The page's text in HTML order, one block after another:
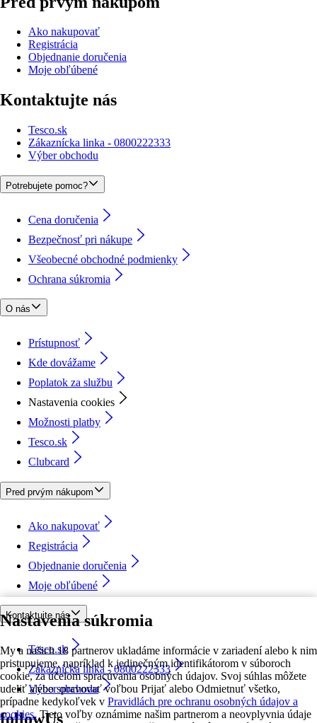
Nastavenia súkromia
My a našich 18 partnerov ukladáme informácie v zariadení alebo k nim
pristupujeme, napríklad k jedinečným identifikátorom v súboroch
cookie, za účelom spracúvania osobných údajov. Svoj súhlas môžete
udeliť alebo spravovať voľbou Prijať alebo Odmietnuť všetko,
prípadne kedykoľvek v Pravidlách pre ochranu osobných údajov a
cookies. Tieto voľby oznámime našim partnerom a neovplyvnia údaje
Ako nakupovať
Registrácia
Objednanie doručenia
Moje obľúbené
Kontaktujte nás
Tesco.sk
Zákaznícka linka - 0800222333
Výber obchodu
Potrebujete pomoc?
Cena doručenia
Bezpečnosť pri nákupe
Všeobecné obchodné podmienky
Ochrana súkromia
O nás
Prístupnosť
Kde dovážame
Poplatok za službu
Nastavenia cookies
Možnosti platby
Tesco.sk
Clubcard
Pred prvým nákupom
Ako nakupovať
Registrácia
Objednanie doručenia
Moje obľúbené
Kontaktujte nás
Tesco.sk
Zákaznícka linka - 0800222333
Výber obchodu
followUs